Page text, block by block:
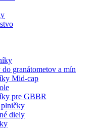
do granátometov a mín
Mid-cap
pre GBBR
diely